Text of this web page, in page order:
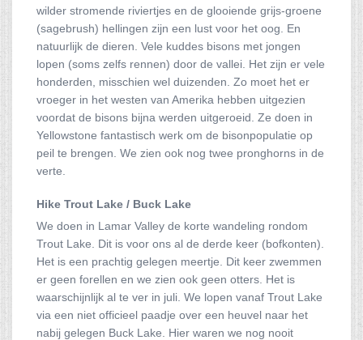
wilder stromende riviertjes en de glooiende grijs-groene
(sagebrush) hellingen zijn een lust voor het oog. En
natuurlijk de dieren. Vele kuddes bisons met jongen
lopen (soms zelfs rennen) door de vallei. Het zijn er vele
honderden, misschien wel duizenden. Zo moet het er
vroeger in het westen van Amerika hebben uitgezien
voordat de bisons bijna werden uitgeroeid. Ze doen in
Yellowstone fantastisch werk om de bisonpopulatie op
peil te brengen. We zien ook nog twee pronghorns in de
verte.
Hike Trout Lake / Buck Lake
We doen in Lamar Valley de korte wandeling rondom
Trout Lake. Dit is voor ons al de derde keer (bofkonten).
Het is een prachtig gelegen meertje. Dit keer zwemmen
er geen forellen en we zien ook geen otters. Het is
waarschijnlijk al te ver in juli. We lopen vanaf Trout Lake
via een niet officieel paadje over een heuvel naar het
nabij gelegen Buck Lake. Hier waren we nog nooit